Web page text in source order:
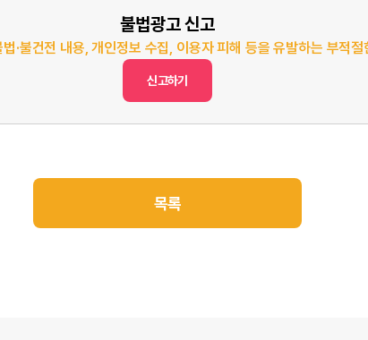
불법광고 신고
·불건전 내용, 개인정보 수집, 이용자 피해 등을 유발하는 부적
신고하기
목록